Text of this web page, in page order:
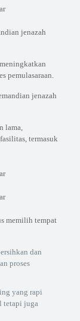
jenazah
pemulasaraan.
jenazah
lama,
termasuk
memilih tempat
dan
proses
yang rapi
tetapi juga